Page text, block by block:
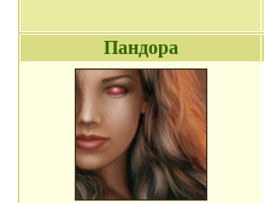
Пандора